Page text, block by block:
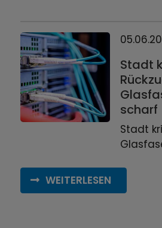
Stadt
scharf
Stadt
WEITERLESEN